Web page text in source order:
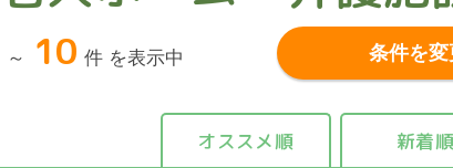
～ 10 件 を表示中 条件を
オススメ順 新着順